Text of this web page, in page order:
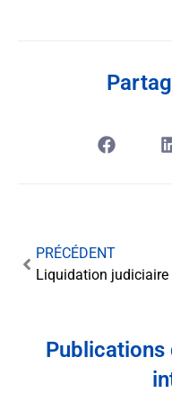
PRÉCÉDENT
Publications